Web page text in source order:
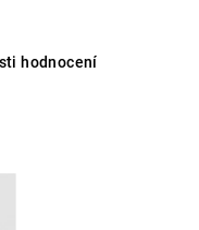
hodnocení